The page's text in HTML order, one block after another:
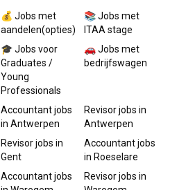
💰 Jobs met
aandelen(opties)
📚 Jobs met
ITAA stage
🎓 Jobs voor
Graduates /
Young
Professionals
🚗 Jobs met
bedrijfswagen
Accountantjobs
in Antwerpen
Revisorjobs in
Antwerpen
Revisorjobs in
Gent
Accountantjobs
in Roeselare
Accountantjobs
Revisorjobs in